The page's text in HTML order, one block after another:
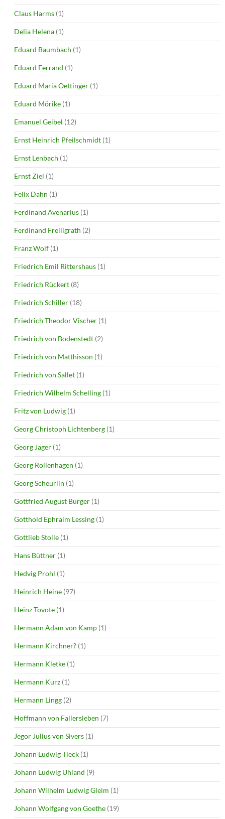
Claus Harms (1)
Delia Helena (1)
Eduard Baumbach (1)
Eduard Ferrand (1)
Eduard Maria Oettinger (1)
Eduard Mörike (1)
Emanuel Geibel (12)
Ernst Heinrich Pfeilschmidt (1)
Ernst Lenbach (1)
Ernst Ziel (1)
Felix Dahn (1)
Ferdinand Avenarius (1)
Ferdinand Freiligrath (2)
Franz Wolf (1)
Friedrich Emil Rittershaus (1)
Friedrich Rückert (8)
Friedrich Schiller (18)
Friedrich Theodor Vischer (1)
Friedrich von Bodenstedt (2)
Friedrich von Matthisson (1)
Friedrich von Sallet (1)
Friedrich Wilhelm Schelling (1)
Fritz von Ludwig (1)
Georg Christoph Lichtenberg (1)
Georg Jäger (1)
Georg Rollenhagen (1)
Georg Scheurlin (1)
Gottfried August Bürger (1)
Gotthold Ephraim Lessing (1)
Gottlieb Stolle (1)
Hans Büttner (1)
Hedvig Prohl (1)
Heinrich Heine (97)
Heinz Tovote (1)
Hermann Adam von Kamp (1)
Hermann Kirchner? (1)
Hermann Kletke (1)
Hermann Kurz (1)
Hermann Lingg (2)
Hoffmann von Fallersleben (7)
Jegor Julius von Sivers (1)
Johann Ludwig Tieck (1)
Johann Ludwig Uhland (9)
Johann Wilhelm Ludwig Gleim (1)
Johann Wolfgang von Goethe (19)